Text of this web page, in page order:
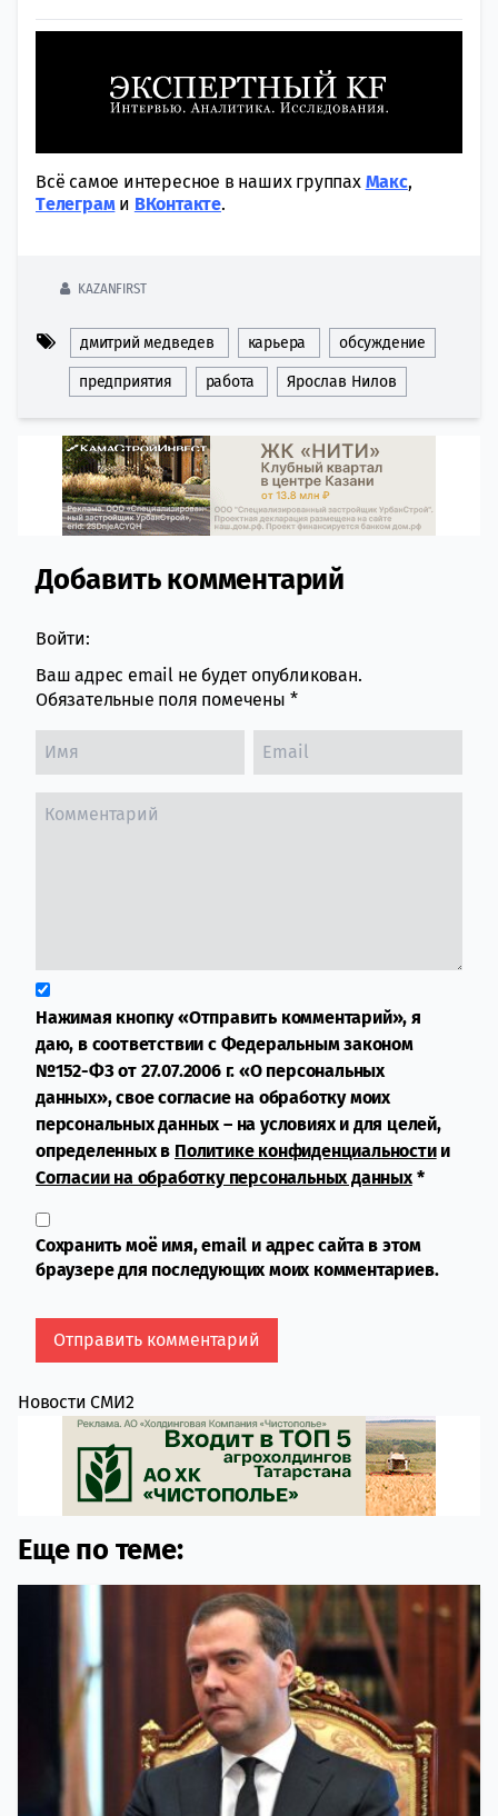
Всё самое интересное в наших группах Макс,
Tелеграми ВКонтакте.
KAZANFIRST
дмитрий медведев карьера обсуждение
предприятия работа Ярослав Нилов
Comment section
Добавить комментарий
Войти:
Ваш адрес email не будет опубликован.
Обязательные поля помечены *
Нажимая кнопку «Отправить комментарий», я
даю, в соответствии с Федеральным законом
№152-ФЗ от 27.07.2006 г. «О персональных
данных», свое согласие на обработку моих
персональных данных – на условиях и для целей,
определенных в Политике конфиденциальностии
Согласии на обработку персональных данных*
Сохранить моё имя, email и адрес сайта в этом
браузере для последующих моих комментариев.
Новости СМИ2
Еще по теме: